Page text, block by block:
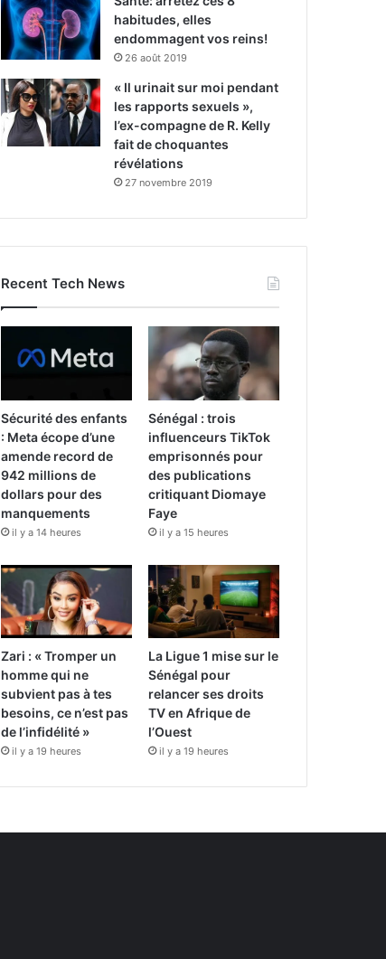
habitudes, elles
endommagent vos reins!
26 août 2019
« Il urinait sur moi pendant
les rapports sexuels »,
l’ex-compagne de R. Kelly
fait de choquantes
révélations
27 novembre 2019
Recent Tech News
Sécurité des enfants
: Meta écope d’une
amende record de
942 millions de
dollars pour des
manquements
il y a 14 heures
Sénégal : trois
influenceurs TikTok
emprisonnés pour
des publications
critiquant Diomaye
Faye
il y a 15 heures
Zari : « Tromper un
homme qui ne
subvient pas à tes
besoins, ce n’est pas
de l’infidélité »
il y a 19 heures
La Ligue 1 mise sur le
Sénégal pour
relancer ses droits
TV en Afrique de
l’Ouest
il y a 19 heures